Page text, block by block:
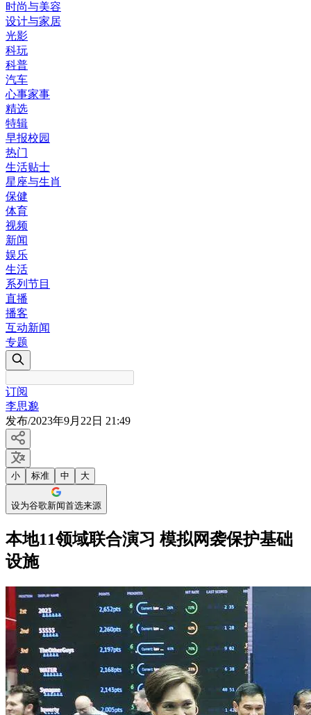
时尚与美容
设计与家居
光影
科玩
科普
汽车
心事家事
精选
特辑
早报校园
热门
生活贴士
星座与生肖
保健
体育
视频
新闻
娱乐
生活
系列节目
直播
播客
互动新闻
专题
订阅
李思邈
发布/2023年9月22日 21:49
小 标准 中 大
设为谷歌新闻首选来源
本地11领域联合演习 模拟网袭保护基础
设施